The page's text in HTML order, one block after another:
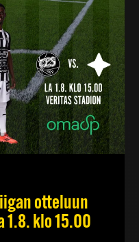
otteluun
1.8. klo 15.00